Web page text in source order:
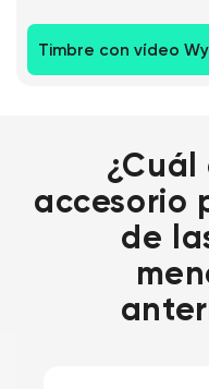
Timbre con vídeo
¿Cuál
accesorio
de